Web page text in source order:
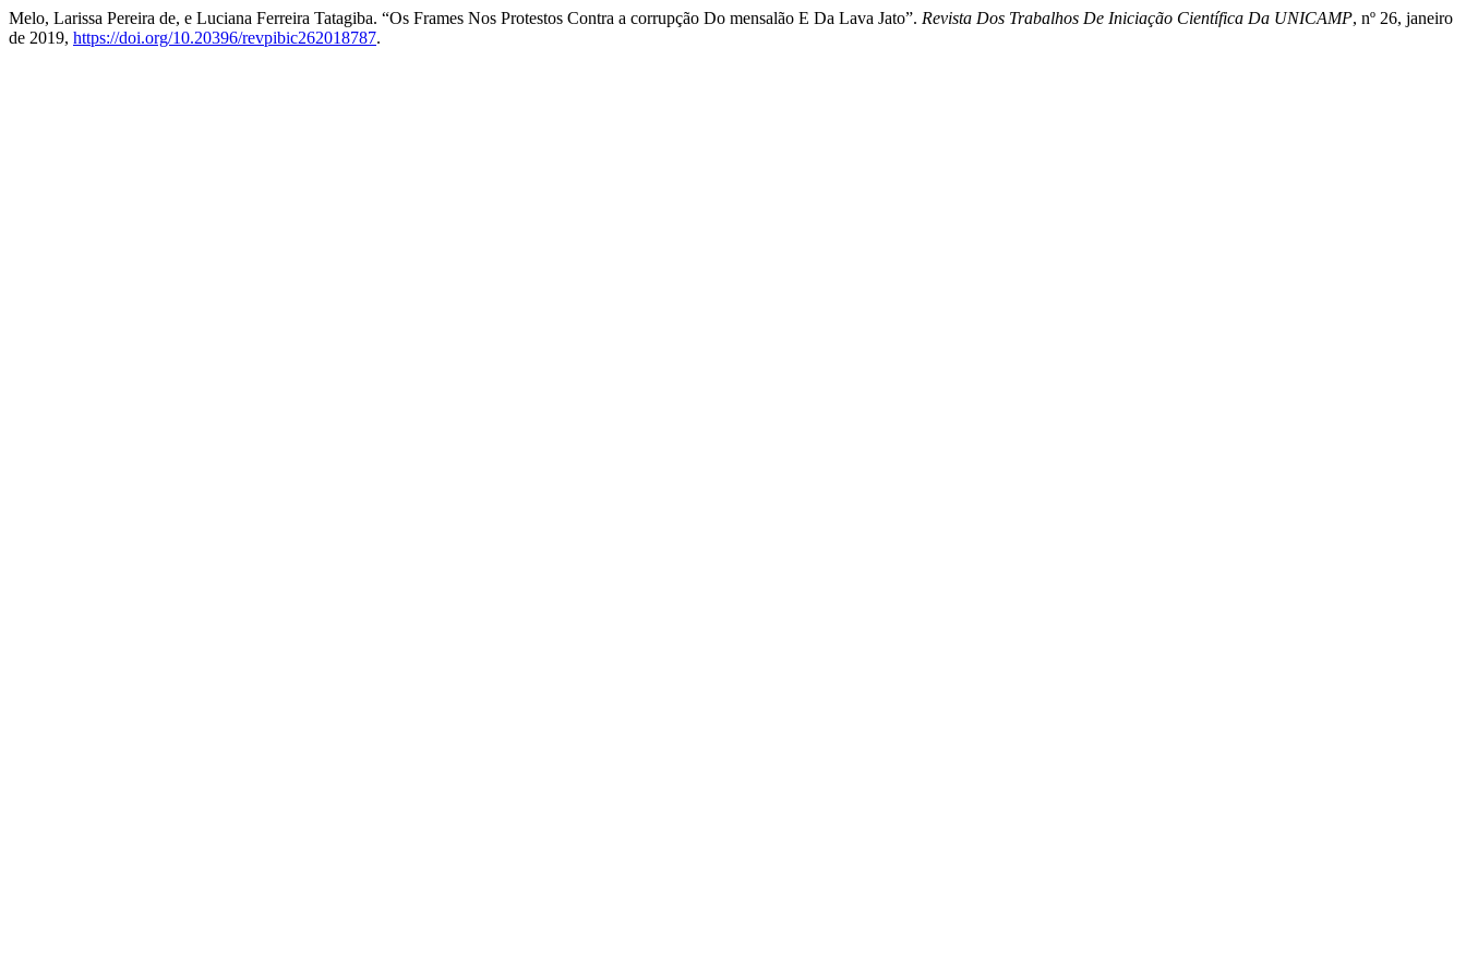
Melo, Larissa Pereira de, e Luciana Ferreira Tatagiba. “Os Frames Nos Protestos Contra a corrupção Do mensalão E Da Lava Jato”. Revista Dos Trabalhos De Iniciação Científica Da UNICAMP, nº 26, janeiro
de 2019, https://doi.org/10.20396/revpibic262018787.